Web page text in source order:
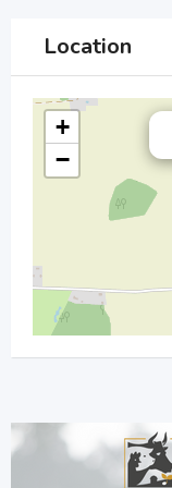
Location
+
−